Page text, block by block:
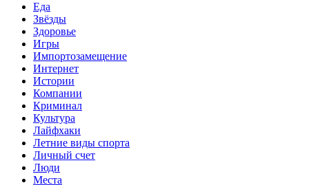
Еда
Звёзды
Здоровье
Игры
Импортозамещение
Интернет
Истории
Компании
Криминал
Культура
Лайфхаки
Летние виды спорта
Личный счет
Люди
Места